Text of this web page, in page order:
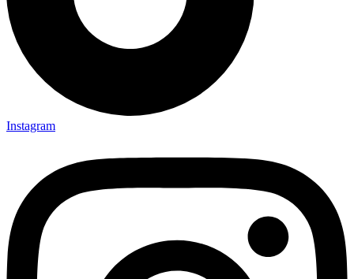
Instagram